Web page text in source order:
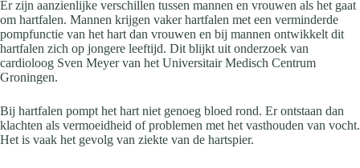
Er zijn aanzienlijke verschillen tussen mannen en vrouwen als het gaat
om hartfalen. Mannen krijgen vaker hartfalen met een verminderde
pompfunctie van het hart dan vrouwen en bij mannen ontwikkelt dit
hartfalen zich op jongere leeftijd. Dit blijkt uit onderzoek van
cardioloog Sven Meyer van het Universitair Medisch Centrum
Groningen.
Bij hartfalen pompt het hart niet genoeg bloed rond. Er ontstaan dan
klachten als vermoeidheid of problemen met het vasthouden van vocht.
Het is vaak het gevolg van ziekte van de hartspier.